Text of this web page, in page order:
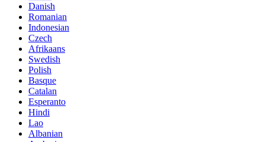
Danish
Romanian
Indonesian
Czech
Afrikaans
Swedish
Polish
Basque
Catalan
Esperanto
Hindi
Lao
Albanian